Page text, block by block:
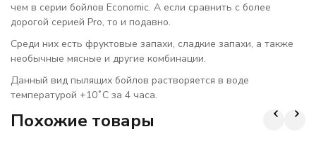
чем в серии бойлов Economic. А если сравнить с более
дорогой серией Pro, то и подавно.
Среди них есть фруктовые запахи, сладкие запахи, а также
необычные мясные и другие комбинации.
Данный вид пылящих бойлов растворяется в воде
температурой +10˚С за 4 часа.
Похожие товары